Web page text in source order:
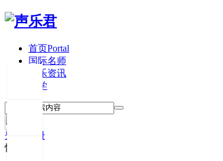
首页Portal
国际名师
声乐资讯
留学
登录
注册
快捷登录